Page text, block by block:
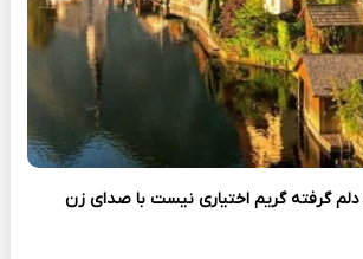
دلم گرفته گریم اختیاری نیست با صدای زن